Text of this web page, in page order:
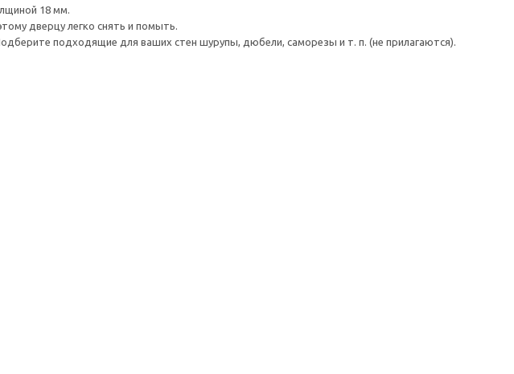
18 мм.
дверцу легко снять и помыть.
подходящие для ваших стен шурупы, дюбели, саморезы и т. п. (не прилагаются).